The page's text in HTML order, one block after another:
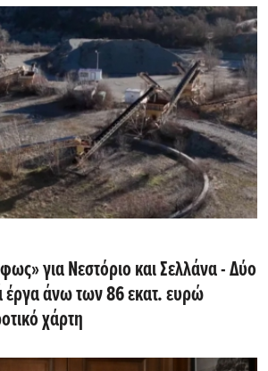
για Νεστόριο και Σελλάνα - Δύο
έργα άνω των 86 εκατ. ευρώ
χάρτη